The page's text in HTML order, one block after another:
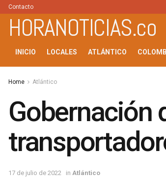
Contacto
HORANOTICIAS.co
INICIO LOCALES ATLÁNTICO
Home Atlántico
Gobernación
17 de julio de 2022 in Atlántico